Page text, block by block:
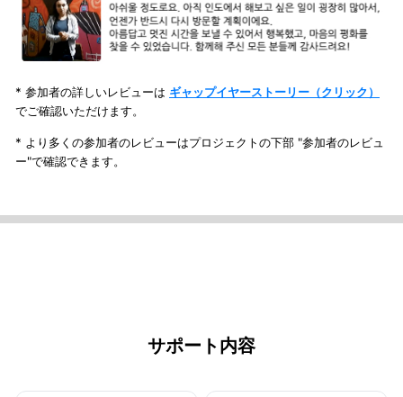
* 参加者の詳しいレビューは ギャップイヤーストーリー（クリック）
でご確認いただけます。
* より多くの参加者のレビューはプロジェクトの下部 "参加者のレビュ
ー"で確認できます。
サポート内容